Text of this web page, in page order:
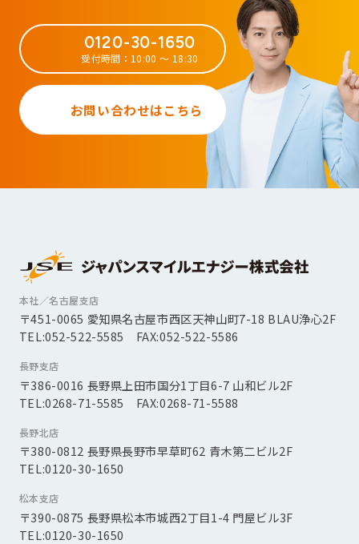
0120-30-1650
受付時間：10:00 ～ 18:30
お問い合わせはこちら
本社／名古屋支店
〒451-0065 愛知県名古屋市西区天神山町7-18 BLAU浄心2F
TEL:052-522-5585 FAX:052-522-5586
長野支店
〒386-0016 長野県上田市国分1丁目6-7 山和ビル2F
TEL:0268-71-5585 FAX:0268-71-5588
長野北店
〒380-0812 長野県長野市早草町62 青木第二ビル2F
TEL:0120-30-1650
松本支店
〒390-0875 長野県松本市城西2丁目1-4 門屋ビル3F
TEL:0120-30-1650